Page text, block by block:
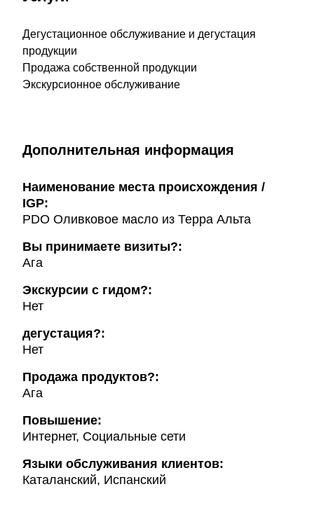
Дегустационное обслуживание и дегустация
продукции
Продажа собственной продукции
Экскурсионное обслуживание
Дополнительная информация
Наименование места происхождения /
IGP:
PDO Оливковое масло из Терра Альта
Вы принимаете визиты?:
Ага
Экскурсии с гидом?:
Нет
дегустация?:
Нет
Продажа продуктов?:
Ага
Повышение:
Интернет, Социальные сети
Языки обслуживания клиентов:
Каталанский, Испанский